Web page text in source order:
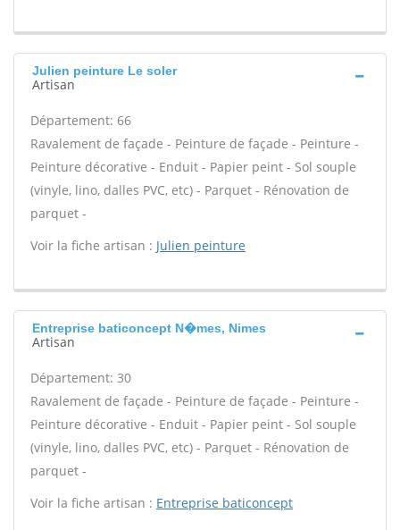
Julien peinture Le soler
Artisan
Département: 66
Ravalement de façade - Peinture de façade - Peinture -
Peinture décorative - Enduit - Papier peint - Sol souple
(vinyle, lino, dalles PVC, etc) - Parquet - Rénovation de
parquet -
Voir la fiche artisan : Julien peinture
Entreprise baticoncept N�mes, Nimes
Artisan
Département: 30
Ravalement de façade - Peinture de façade - Peinture -
Peinture décorative - Enduit - Papier peint - Sol souple
(vinyle, lino, dalles PVC, etc) - Parquet - Rénovation de
parquet -
Voir la fiche artisan : Entreprise baticoncept